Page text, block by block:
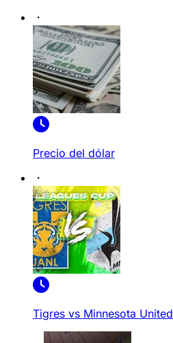
Precio del dólar
Tigres vs Minnesota United